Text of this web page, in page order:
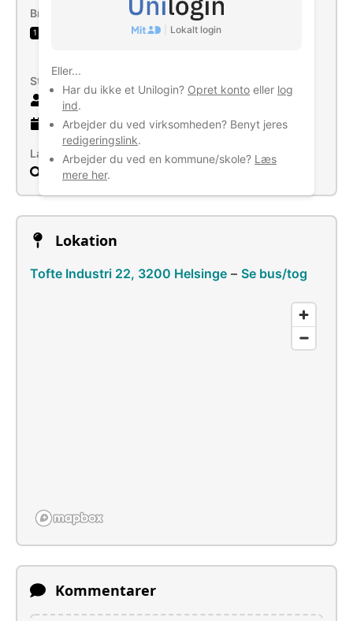
Lokalt login
Eller...
Har du ikke et Unilogin? Opret konto eller log
ind.
Arbejder du ved virksomheden? Benyt jeres
redigeringslink.
Arbejder du ved en kommune/skole? Læs
mere her.
Brancher
1
Engroshandel med landbrugsmaskiner, -
Størrelse
29 ansatte
19 år gammel virksomhed
Læs mere
Søg
Lokation
Tofte Industri 22, 3200 Helsinge – Se bus/tog
Kommentarer